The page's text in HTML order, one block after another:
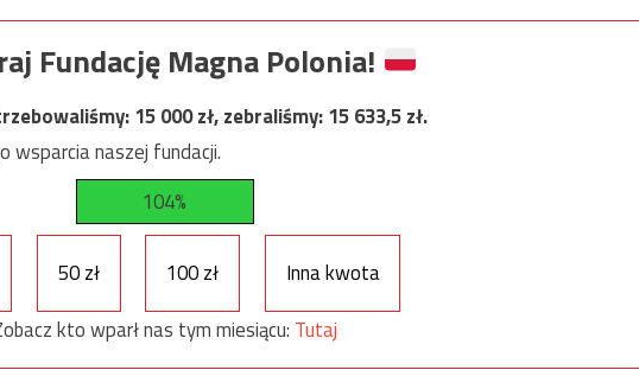
Fundację Magna Polonia!
15 000zł, zebraliśmy:15 633,5zł.
wsparcia naszej fundacji.
104%
50 zł 100 zł
Inna kwota
kto wparł nas tym miesiącu: Tutaj